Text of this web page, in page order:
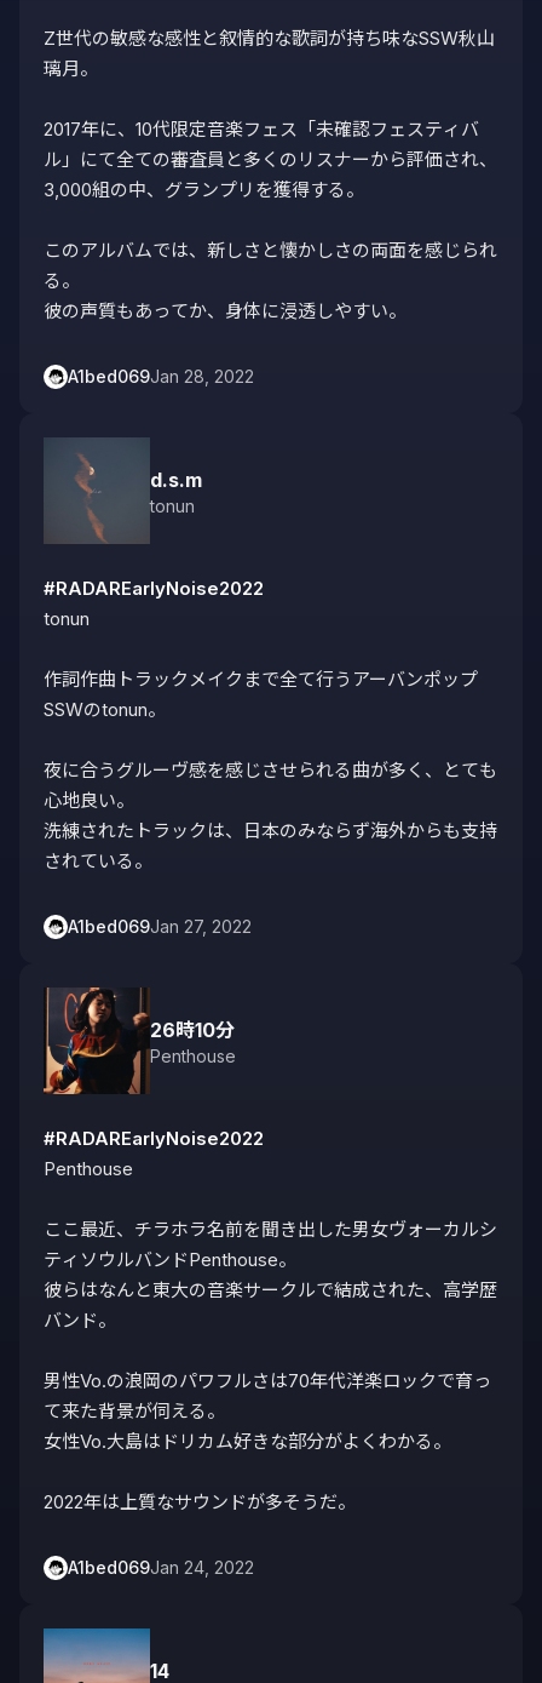
Z世代の敏感な感性と叙情的な歌詞が持ち味なSSW秋山
璃月。
2017年に、10代限定音楽フェス「未確認フェスティバ
ル」にて全ての審査員と多くのリスナーから評価され、
3,000組の中、グランプリを獲得する。
このアルバムでは、新しさと懐かしさの両面を感じられ
る。
彼の声質もあってか、身体に浸透しやすい。
A1bed069Jan 28, 2022
d.s.m
tonun
#RADAREarlyNoise2022
tonun
作詞作曲トラックメイクまで全て行うアーバンポップ
SSWのtonun。
夜に合うグルーヴ感を感じさせられる曲が多く、とても
心地良い。
洗練されたトラックは、日本のみならず海外からも支持
されている。
A1bed069Jan 27, 2022
26時10分
Penthouse
#RADAREarlyNoise2022
Penthouse
ここ最近、チラホラ名前を聞き出した男女ヴォーカルシ
ティソウルバンドPenthouse。
彼らはなんと東大の音楽サークルで結成された、高学歴
バンド。
男性Vo.の浪岡のパワフルさは70年代洋楽ロックで育っ
て来た背景が伺える。
女性Vo.大島はドリカム好きな部分がよくわかる。
2022年は上質なサウンドが多そうだ。
A1bed069Jan 24, 2022
14